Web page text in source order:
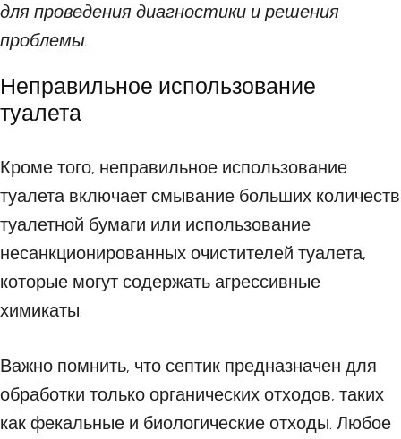
для проведения диагностики и решения
проблемы.
Неправильное использование
туалета
Кроме того, неправильное использование
туалета включает смывание больших количеств
туалетной бумаги или использование
несанкционированных очистителей туалета,
которые могут содержать агрессивные
химикаты.
Важно помнить, что септик предназначен для
обработки только органических отходов, таких
как фекальные и биологические отходы. Любое